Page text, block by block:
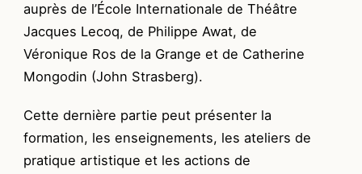
auprès de l’École Internationale de Théâtre
Jacques Lecoq, de Philippe Awat, de
Véronique Ros de la Grange et de Catherine
Mongodin (John Strasberg).
Cette dernière partie peut présenter la
formation, les enseignements, les ateliers de
pratique artistique et les actions de